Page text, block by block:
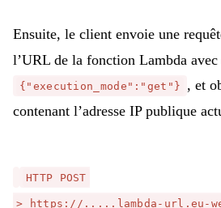
Ensuite, le client envoie une
l’URL de la fonction Lambda avec
{"execution_mode":"get"}
, et
contenant l’adresse IP publique
HTTP POST
> https://.....lambda-url.eu-